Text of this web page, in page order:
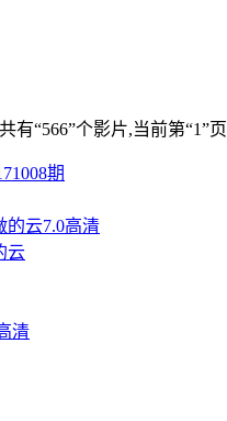
共有“566”个影片,当前第“1”页
期
7.0高清
云
清